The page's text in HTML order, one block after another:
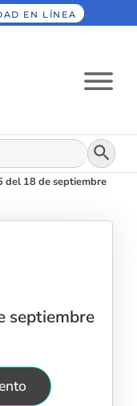
EN LÍNEA
Botón
del 18 de septiembre
septiembre